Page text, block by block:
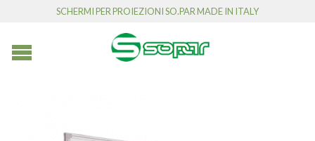
SCHERMI PER PROIEZIONI SO.PAR MADE IN ITALY